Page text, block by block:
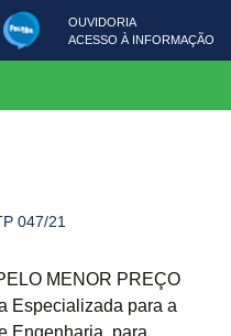
OUVIDORIA
ACESSO À INFORMAÇÃO
047/21
MENOR PREÇO
Especializada para a
Engenharia, para